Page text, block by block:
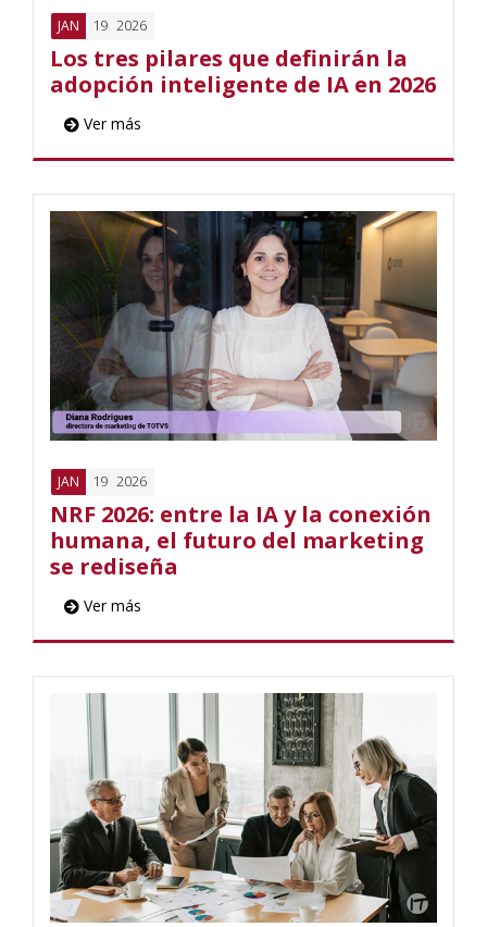
JAN 19 2026
Los tres pilares que definirán la
adopción inteligente de IA en 2026
Ver más
JAN 19 2026
NRF 2026: entre la IA y la conexión
humana, el futuro del marketing
se rediseña
Ver más